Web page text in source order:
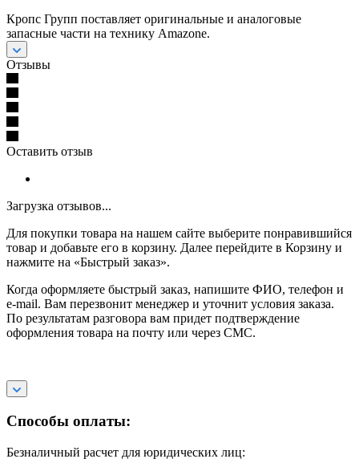
Кропс Групп поставляет оригинальные и аналоговые
запасные части на технику Amazone.
Отзывы
Оставить отзыв
Загрузка отзывов...
Для покупки товара на нашем сайте выберите понравившийся
товар и добавьте его в корзину. Далее перейдите в Корзину и
нажмите на «Быстрый заказ».
Когда оформляете быстрый заказ, напишите ФИО, телефон и
e-mail. Вам перезвонит менеджер и уточнит условия заказа.
По результатам разговора вам придет подтверждение
оформления товара на почту или через СМС.
Способы оплаты:
Безналичный расчет для юридических лиц: